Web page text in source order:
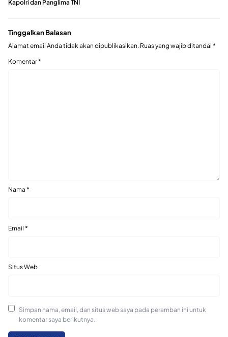
Kapolri dan Panglima TNI
Tinggalkan Balasan
Alamat email Anda tidak akan dipublikasikan. Ruas yang wajib ditandai *
Komentar*
Nama *
Email *
Situs Web
Simpan nama, email, dan situs web saya pada peramban ini untuk
komentar saya berikutnya.